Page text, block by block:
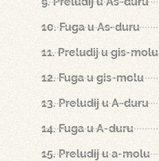
10. Fuga u As-duru
11. Preludij u gis-molu
12. Fuga u gis-molu
13. Preludij u A-duru
14. Fuga u A-duru
15. Preludij u a-molu